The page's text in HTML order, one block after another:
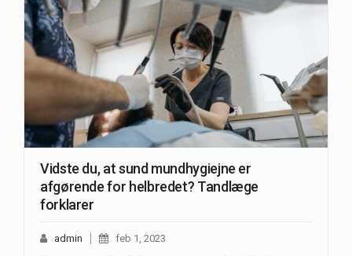
Vidste du, at sund mundhygiejne er
afgørende for helbredet? Tandlæge
forklarer
admin feb 1, 2023